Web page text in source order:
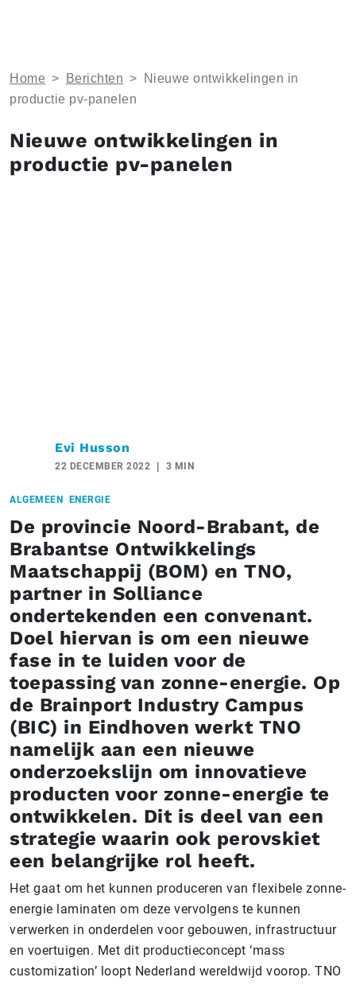
Home > Berichten >
Nieuwe ontwikkelingen in
productie pv-panelen
Nieuwe ontwikkelingen in
productie pv-panelen
Evi Husson
22 DECEMBER 2022 3 MIN
ALGEMEEN ENERGIE
De provincie Noord-Brabant, de
Brabantse Ontwikkelings
Maatschappij (BOM) en TNO,
partner in Solliance
ondertekenden een convenant.
Doel hiervan is om een nieuwe
fase in te luiden voor de
toepassing van zonne-energie. Op
de Brainport Industry Campus
(BIC) in Eindhoven werkt TNO
namelijk aan een nieuwe
onderzoekslijn om innovatieve
producten voor zonne-energie te
ontwikkelen. Dit is deel van een
strategie waarin ook perovskiet
een belangrijke rol heeft.
Het gaat om het kunnen produceren van flexibele zonne-
energie laminaten om deze vervolgens te kunnen
verwerken in onderdelen voor gebouwen, infrastructuur
en voertuigen. Met dit productieconcept ‘mass
customization’ loopt Nederland wereldwijd voorop. TNO